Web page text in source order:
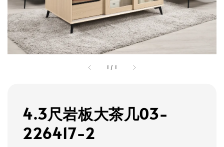
1 / 1
4.3尺岩板大茶几03-
226417-2